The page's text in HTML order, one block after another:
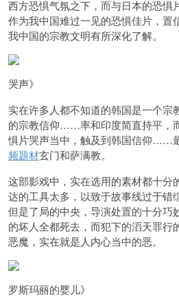
西方恐惧气氛之下，而与日本的恐惧
作为我中国难过一见的恐惧佳片，置
我中国的宗教文明有所深化了解。
哭声》
实在许多人都不知道的韩国是一个宗
的宗教信仰……率和印度简直持平，
惧片哭声当中，触及到韩国信仰……
频题材玄门和萨满教。
这部影戏中，实在选用的素材都十分
达的工具太多，以致于故事线过于错
但是了局的中央，导演处置的十分巧
的坏人全都死去，而犯下的滔天罪行
恶魔，实在就是人内心当中的恶。
罗斯玛丽的婴儿》